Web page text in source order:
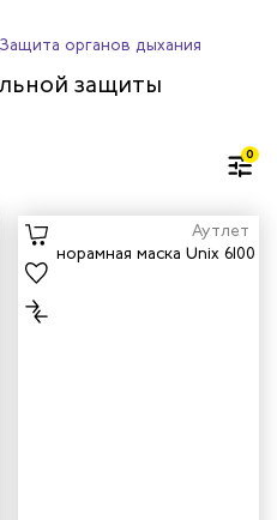
Защита органов дыхания
защиты
0
Аутлет